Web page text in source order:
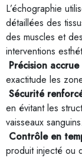
L’échographie
détaillées des
des muscles et
interventions
Précision accrue
exactitude les
Sécurité
en évitant les
vaisseaux sanguins.
Contrôle en
produit injecté ou